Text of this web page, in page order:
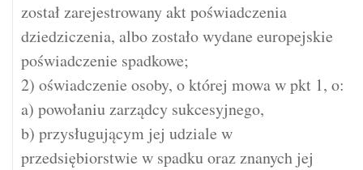
został zarejestrowany akt poświadczenia
dziedziczenia, albo zostało wydane europejskie
poświadczenie spadkowe;
2) oświadczenie osoby, o której mowa w pkt 1, o:
a) powołaniu zarządcy sukcesyjnego,
b) przysługującym jej udziale w
przedsiębiorstwie w spadku oraz znanych jej